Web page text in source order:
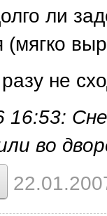
ли
(мягко
не
16:53:
во